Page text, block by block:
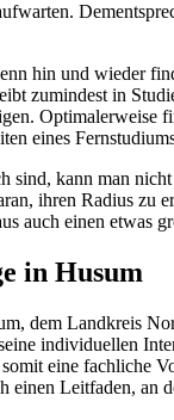
hin und wieder
zumindest in
Optimalerweise
eines
sind, kann man
ihren Radius
auch einen etwas
in Husum
dem Landkreis
individuellen
eine fachliche
einen Leitfaden, an